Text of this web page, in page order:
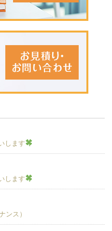
します
します
ンス）